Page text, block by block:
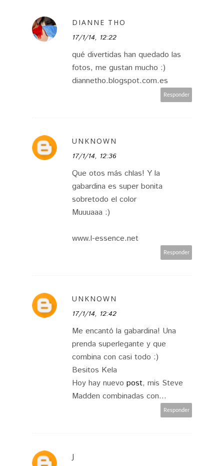
DIANNE THO
17/1/14, 12:22
qué divertidas han quedado las
fotos, me gustan mucho :)
diannetho.blogspot.com.es
Responder
UNKNOWN
17/1/14, 12:36
Que otos más chlas! Y la
gabardina es super bonita
sobretodo el color
Muuuaaa :)
www.l-essence.net
Responder
UNKNOWN
17/1/14, 12:42
Me encantó la gabardina! Una
prenda superlegante y que
combina con casi todo :)
Besitos Kela
Hoy hay nuevo post, mis Steve
Madden combinadas con…
Responder
J